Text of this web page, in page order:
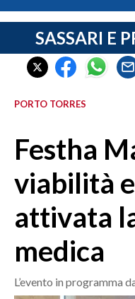
CRONACA SARDEGNA
CAGLIARI
SULCIS IGLESIENTE
ORISTANO E PROVINCIA
GALLURA
NUORO E PROVINCIA
OGLIASTRA
AGENDA
CRONACA
SASSARI E
PORTO TORRES
Festha
viabilità
attivata
medica
L’evento in programma